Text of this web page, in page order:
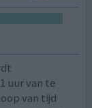
uur van te
van tijd